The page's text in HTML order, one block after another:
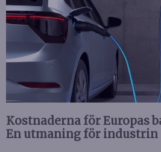
Kostnaderna för Europas
En utmaning för industrin